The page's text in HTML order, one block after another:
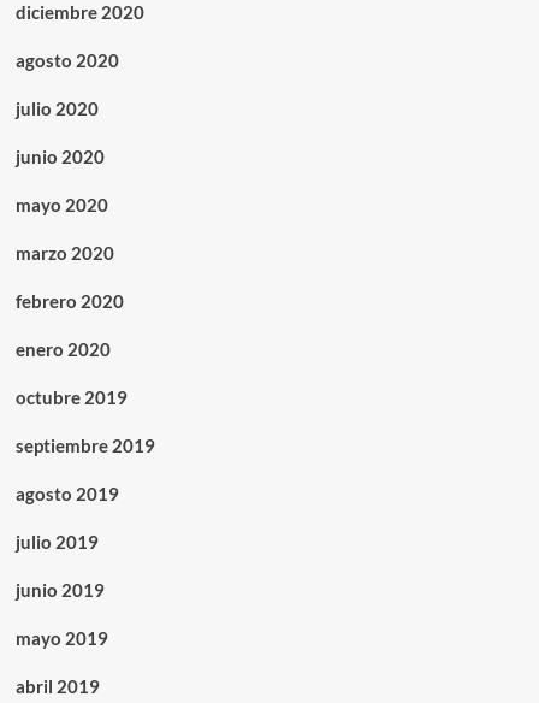
diciembre 2020
agosto 2020
julio 2020
junio 2020
mayo 2020
marzo 2020
febrero 2020
enero 2020
octubre 2019
septiembre 2019
agosto 2019
julio 2019
junio 2019
mayo 2019
abril 2019